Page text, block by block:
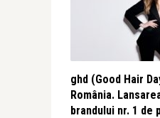
ghd (Good Hair
România.
brandului nr. 1 de